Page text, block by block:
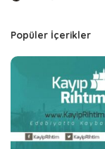
Popüler İçerikler